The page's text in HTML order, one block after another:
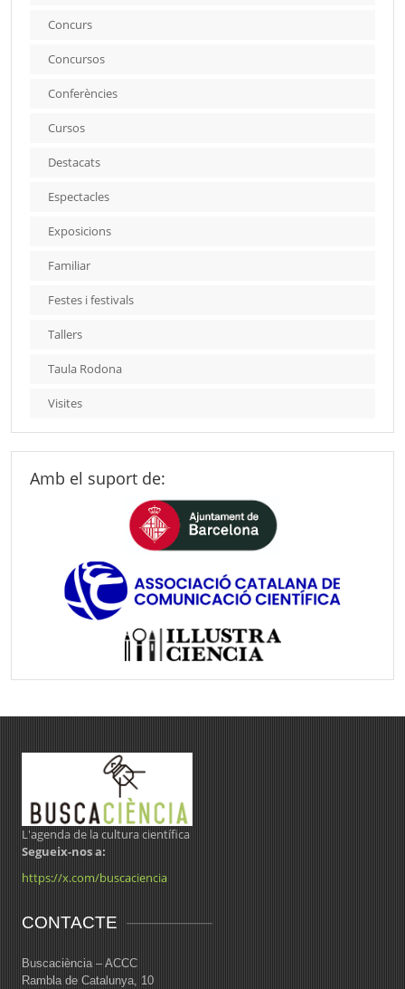
Concurs
Concursos
Conferències
Cursos
Destacats
Espectacles
Exposicions
Familiar
Festes i festivals
Tallers
Taula Rodona
Visites
Amb el suport de:
L'agenda de la cultura científica
Segueix-nos a:
https://x.com/buscaciencia
CONTACTE
Buscaciència – ACCC
Rambla de Catalunya, 10